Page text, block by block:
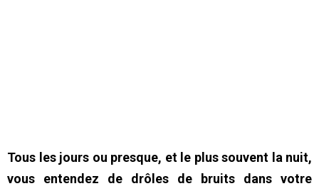
Tous les jours ou presque, et le plus souvent la nuit,
vous entendez de drôles de bruits dans votre